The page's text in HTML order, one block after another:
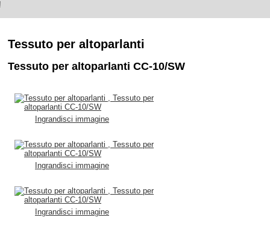
Tessuto per altoparlanti
Tessuto per altoparlanti CC-10/SW
Ingrandisci immagine
Ingrandisci immagine
Ingrandisci immagine